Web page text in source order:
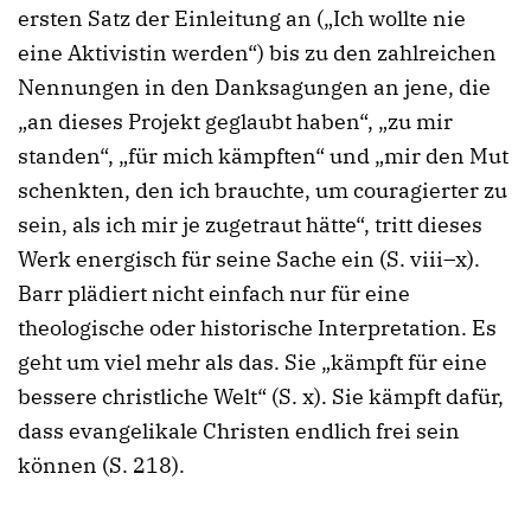
ersten Satz der Einleitung an („Ich wollte nie
eine Aktivistin werden“) bis zu den zahlreichen
Nennungen in den Danksagungen an jene, die
„an dieses Projekt geglaubt haben“, „zu mir
standen“, „für mich kämpften“ und „mir den Mut
schenkten, den ich brauchte, um couragierter zu
sein, als ich mir je zugetraut hätte“, tritt dieses
Werk energisch für seine Sache ein (S. viii–x).
Barr plädiert nicht einfach nur für eine
theologische oder historische Interpretation. Es
geht um viel mehr als das. Sie „kämpft für eine
bessere christliche Welt“ (S. x). Sie kämpft dafür,
dass evangelikale Christen endlich frei sein
können (S. 218).